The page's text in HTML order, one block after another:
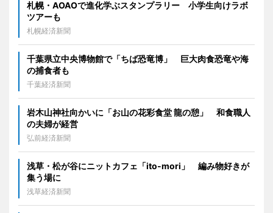
札幌・AOAOで進化学ぶスタンプラリー 小学生向けラボ
ツアーも
札幌経済新聞
千葉県立中央博物館で「ちば恐竜博」 巨大肉食恐竜や海
の捕食者も
千葉経済新聞
岩木山神社向かいに「お山の花彩食堂 龍の憩」 和食職人
の夫婦が経営
弘前経済新聞
浅草・松が谷にニットカフェ「ito-mori」 編み物好きが
集う場に
浅草経済新聞